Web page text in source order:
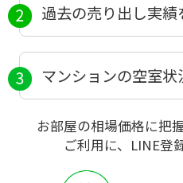
過去の売り出し実績
マンションの空室状
お部屋の相場価格に把
ご利用に、LINE登